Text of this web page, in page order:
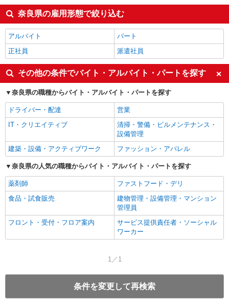
奈良県の雇用形態で絞り込む
アルバイト
パート
正社員
派遣社員
その他の条件でバイト・アルバイト・パートを探す
奈良県の職種からバイト・アルバイト・パートを探す
ドライバー・配達
営業
IT・クリエイティブ
清掃・警備・ビルメンテナンス・
設備管理
建築・設備・アクティブワーク
ファッション・アパレル
奈良県の人気の職種からバイト・アルバイト・パートを探す
薬剤師
ファストフード・デリ
食品・試食販売
建物管理・設備管理・マンション
管理員
フロント・受付・フロア案内
サービス提供責任者・ソーシャル
ワーカー
1／1
条件を変更して再検索